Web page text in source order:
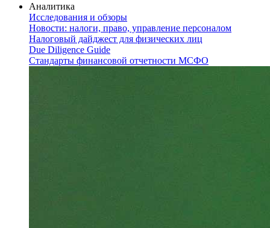
Аналитика
Исследования и обзоры
Новости: налоги, право, управление персоналом
Налоговый дайджест для физических лиц
Due Diligence Guide
Стандарты финансовой отчетности МСФО